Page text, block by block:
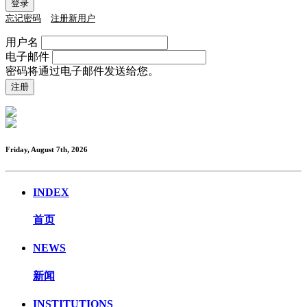
忘记密码 注册新用户
用户名
电子邮件
密码将通过电子邮件发送给您。
Friday, August 7th, 2026
INDEX
首页
NEWS
新闻
INSTITUTIONS